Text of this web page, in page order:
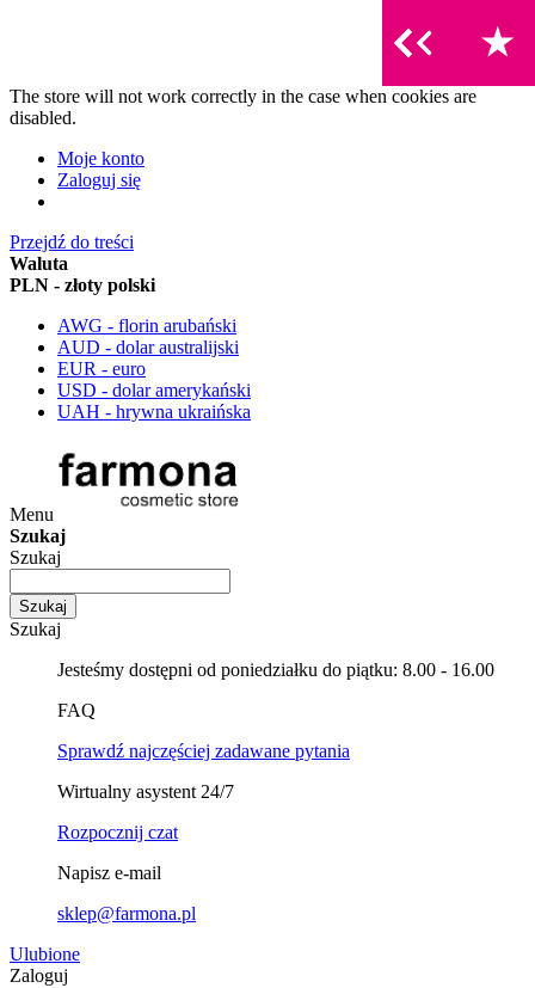
The store will not work correctly in the case when cookies are
disabled.
Moje konto
Zaloguj się
Przejdź do treści
Waluta
PLN - złoty polski
AWG - florin arubański
AUD - dolar australijski
EUR - euro
USD - dolar amerykański
UAH - hrywna ukraińska
Menu
Szukaj
Szukaj
Szukaj
Szukaj
Jesteśmy dostępni od poniedziałku do piątku: 8.00 - 16.00
FAQ
Sprawdź najczęściej zadawane pytania
Wirtualny asystent 24/7
Rozpocznij czat
Napisz e-mail
sklep@farmona.pl
Ulubione
Zaloguj